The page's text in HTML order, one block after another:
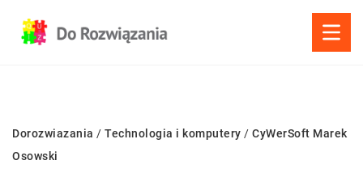
Dorozwiazania / Technologia i komputery / CyWerSoft Marek
Osowski